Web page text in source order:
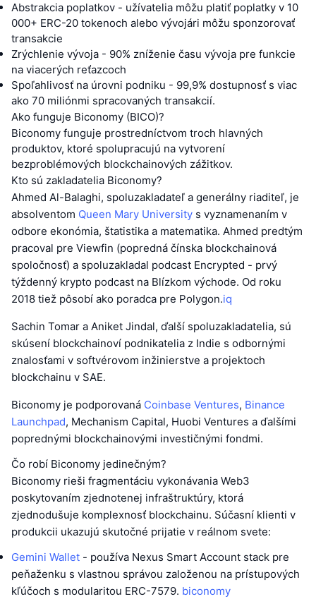
Abstrakcia poplatkov - užívatelia môžu platiť poplatky v 10
000+ ERC-20 tokenoch alebo vývojári môžu sponzorovať
transakcie
Zrýchlenie vývoja - 90% zníženie času vývoja pre funkcie
na viacerých reťazcoch
Spoľahlivosť na úrovni podniku - 99,9% dostupnosť s viac
ako 70 miliónmi spracovaných transakcií.
Ako funguje Biconomy (BICO)?
Biconomy funguje prostredníctvom troch hlavných
produktov, ktoré spolupracujú na vytvorení
bezproblémových blockchainových zážitkov.
Kto sú zakladatelia Biconomy?
Ahmed Al-Balaghi, spoluzakladateľ a generálny riaditeľ, je
absolventom Queen Mary University s vyznamenaním v
odbore ekonómia, štatistika a matematika. Ahmed predtým
pracoval pre Viewfin (popredná čínska blockchainová
spoločnosť) a spoluzakladal podcast Encrypted - prvý
týždenný krypto podcast na Blízkom východe. Od roku
2018 tiež pôsobí ako poradca pre Polygon.iq
Sachin Tomar a Aniket Jindal, ďalší spoluzakladatelia, sú
skúsení blockchainoví podnikatelia z Indie s odbornými
znalosťami v softvérovom inžinierstve a projektoch
blockchainu v SAE.
Biconomy je podporovaná Coinbase Ventures, Binance
Launchpad, Mechanism Capital, Huobi Ventures a ďalšími
poprednými blockchainovými investičnými fondmi.
Čo robí Biconomy jedinečným?
Biconomy rieši fragmentáciu vykonávania Web3
poskytovaním zjednotenej infraštruktúry, ktorá
zjednodušuje komplexnosť blockchainu. Súčasní klienti v
produkcii ukazujú skutočné prijatie v reálnom svete:
Gemini Wallet - používa Nexus Smart Account stack pre
peňaženku s vlastnou správou založenou na prístupových
kľúčoch s modularitou ERC-7579. biconomy